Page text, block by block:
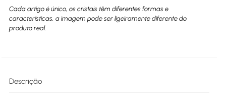
Cada artigo é único, os cristais têm diferentes formas e
características, a imagem pode ser ligeiramente diferente do
produto real.
Descrição